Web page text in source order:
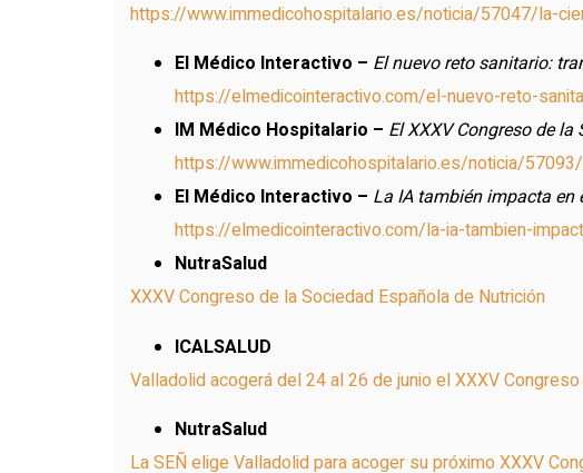
https://www.immedicohospitalario.es/noticia/57047/la-
El Médico Interactivo – El nuevo reto sanitario:
https://elmedicointeractivo.com/el-nuevo-reto-
IM Médico Hospitalario – El XXXV Congreso de
https://www.immedicohospitalario.es/noticia/
El Médico Interactivo – La IA también impacta
https://elmedicointeractivo.com/la-ia-tambien-
NutraSalud
XXXV Congreso de la Sociedad Española de Nutrición
ICALSALUD
Valladolid acogerá del 24 al 26 de junio el XXXV
NutraSalud
La SEÑ elige Valladolid para acoger su próximo XXXV